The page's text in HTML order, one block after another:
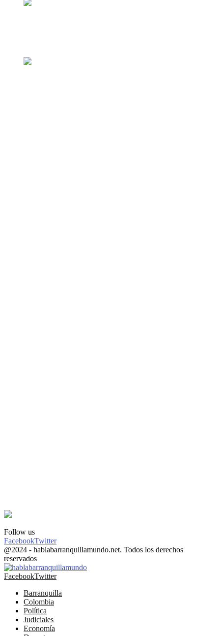
Follow us
FacebookTwitter
@2024 - hablabarranquillamundo.net. Todos los derechos
reservados
FacebookTwitter
Barranquilla
Colombia
Política
Judiciales
Economía